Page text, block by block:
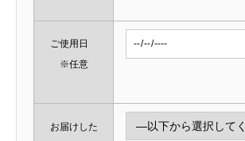
ご使用日
※任意
お届けした